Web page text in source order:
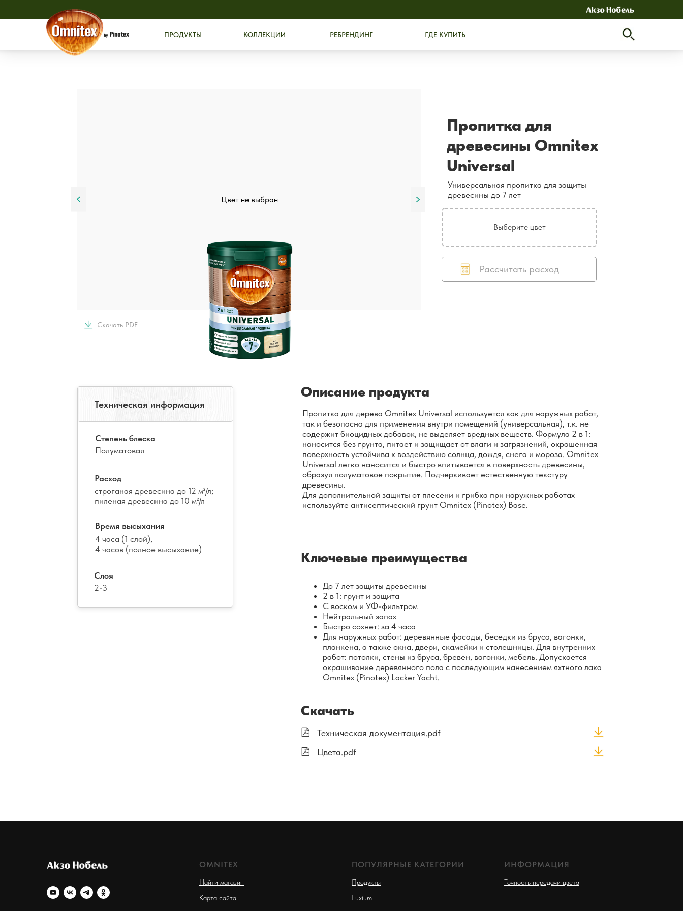
ПРОДУКТЫ КОЛЛЕКЦИИ РЕБРЕНДИНГ ГДЕ КУПИТЬ
Цвет не выбран
Скачать PDF
Выберите цвет
Пропитка для
древесины Omnitex
Universal
Универсальная пропитка для защиты
древесины до 7 лет
Рассчитать расход
Описание продукта
Пропитка для дерева Omnitex Universal используется как для наружных работ,
так и безопасна для применения внутри помещений (универсальная), т.к. не
содержит биоцидных добавок, не выделяет вредных веществ. Формула 2 в 1:
наносится без грунта, питает и защищает от влаги и загрязнений, окрашенная
поверхность устойчива к воздействию солнца, дождя, снега и мороза. Omnitex
Universal легко наносится и быстро впитывается в поверхность древесины,
образуя полуматовое покрытие. Подчеркивает естественную текстуру
древесины.
Для дополнительной защиты от плесени и грибка при наружных работах
используйте антисептический грунт Omnitex (Pinotex) Base.
Ключевые преимущества
До 7 лет защиты древесины
2 в 1: грунт и защита
С воском и УФ-фильтром
Нейтральный запах
Быстро сохнет: за 4 часа
Для наружных работ: деревянные фасады, беседки из бруса, вагонки,
планкена, а также окна, двери, скамейки и столешницы. Для внутренних
работ: потолки, стены из бруса, бревен, вагонки, мебель. Допускается
окрашивание деревянного пола с последующим нанесением яхтного лака
Omnitex (Pinotex) Lacker Yacht.
Скачать
Техническая документация.pdf
Техническая информация
Степень блеска
Полуматовая
Расход
строганая древесина до 12 м²/л;
пиленая древесина до 10 м²/л
Время высыхания
4 часа (1 слой),
4 часов (полное высыхание)
Слоя
2-3
Цвета.pdf
OMNITEX
Найти магазин
Карта сайта
ПОПУЛЯРНЫЕ КАТЕГОРИИ
Продукты
Luxium
ИНФОРМАЦИЯ
Точность передачи цвета